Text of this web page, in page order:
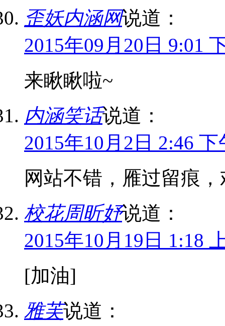
歪妖内涵网说道：
2015年09月20日 9:01
来瞅瞅啦~
内涵笑话说道：
2015年10月2日 2:46 下
网站不错，雁过留痕
校花周昕妤说道：
2015年10月19日 1:18
[加油]
雅芙说道：